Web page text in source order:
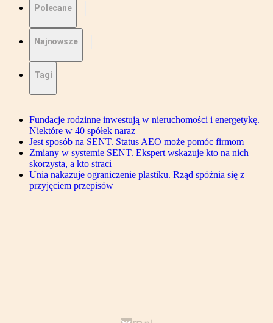
Polecane
Najnowsze
Tagi
Fundacje rodzinne inwestują w nieruchomości i energetykę.
Niektóre w 40 spółek naraz
Jest sposób na SENT. Status AEO może pomóc firmom
Zmiany w systemie SENT. Ekspert wskazuje kto na nich
skorzysta, a kto straci
Unia nakazuje ograniczenie plastiku. Rząd spóźnia się z
przyjęciem przepisów